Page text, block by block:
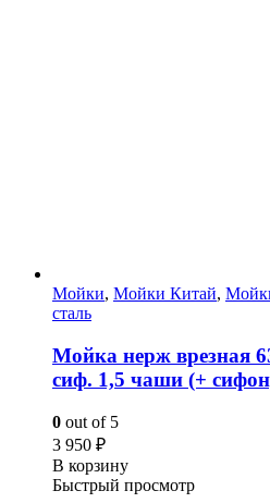
Мойки, Мойки Китай,
сталь
Мойка нерж врезная
сиф. 1,5 чаши (+
0 out of 5
3 950 ₽
В корзину
Быстрый просмотр